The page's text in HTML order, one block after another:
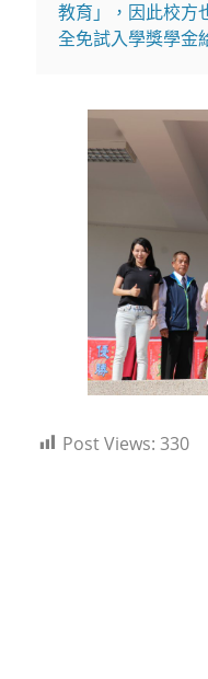
教育」，因此校方
全免試入學獎學金
Post Views: 330